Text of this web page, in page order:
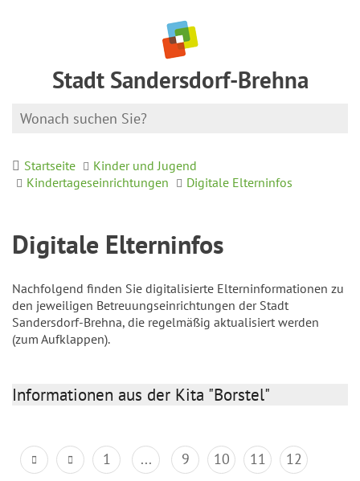
Stadt Sandersdorf-Brehna
Startseite
Kinder und Jugend
Kindertageseinrichtungen
Digitale Elterninfos
Digitale Elterninfos
Nachfolgend finden Sie digitalisierte Elterninformationen zu
den jeweiligen Betreuungseinrichtungen der Stadt
Sandersdorf-Brehna, die regelmäßig aktualisiert werden
(zum Aufklappen).
Informationen aus der Kita "Borstel"
1 ... 9 10 11
12